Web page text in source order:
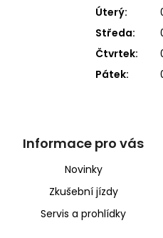
Úterý:
Středa:
Čtvrtek:
Pátek:
Informace pro vás
Novinky
Zkušební jízdy
Servis a prohlídky